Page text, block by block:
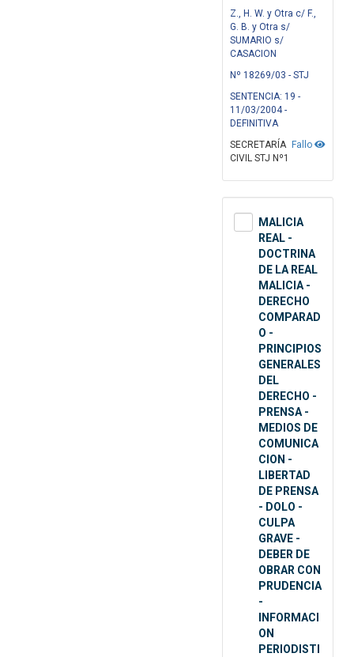
Z., H. W. y Otra c/ F.,
G. B. y Otra s/
SUMARIO s/
CASACION
Nº 18269/03 - STJ
SENTENCIA: 19 -
11/03/2004 -
DEFINITIVA
Fallo
SECRETARÍA
CIVIL STJ Nº1
MALICIA
REAL -
DOCTRINA
DE LA REAL
MALICIA -
DERECHO
COMPARAD
O -
PRINCIPIOS
GENERALES
DEL
DERECHO -
PRENSA -
MEDIOS DE
COMUNICA
CION -
LIBERTAD
DE PRENSA
- DOLO -
CULPA
GRAVE -
DEBER DE
OBRAR CON
PRUDENCIA
-
INFORMACI
ON
PERIODISTI